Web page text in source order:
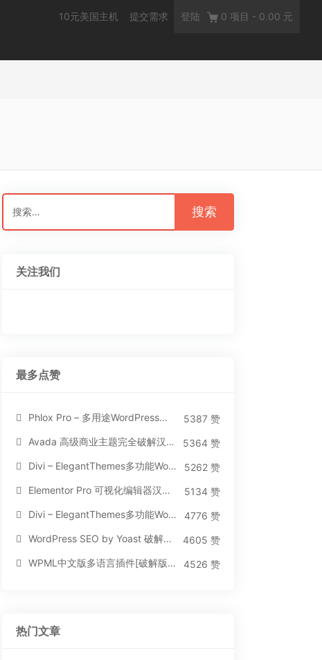
10元美国主机 提交需求 登陆 0 项目 - 0.00 元
搜
索：
关注我们
最多点赞
Phlox Pro – 多用途WordPress汉化破解主题[5.1.12]
5387 赞
Avada 高级商业主题完全破解汉化版[5.8.2]
5364 赞
Divi – ElegantThemes多功能WordPress主题[汉化版4.4.2]
5262 赞
Elementor Pro 可视化编辑器汉化版[免费持续更新]
5134 赞
Divi – ElegantThemes多功能WordPress主题[汉化版3.1.95]
4776 赞
WordPress SEO by Yoast 破解版[14.3]
4605 赞
WPML中文版多语言插件[破解版][4.3.15]
4526 赞
热门文章